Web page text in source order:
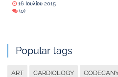
16 Ιουλίου 2015
(0)
Popular tags
ART CARDIOLOGY